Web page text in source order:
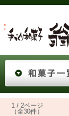
1 / 2ページ
（全30件）